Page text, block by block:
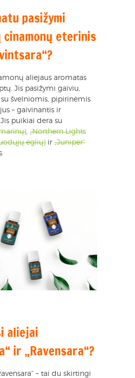
pasižymi
cinamonų eterinis
aliejaus aromatas
Jis pasižymi gaiviu,
švelniomis, pipirinėmis
– gaivinantis ir
puikiai dera su
„Northern Lights
eglių) ir „Juniper“
aliejai
ir „Ravensara“?
– tai du skirtingi